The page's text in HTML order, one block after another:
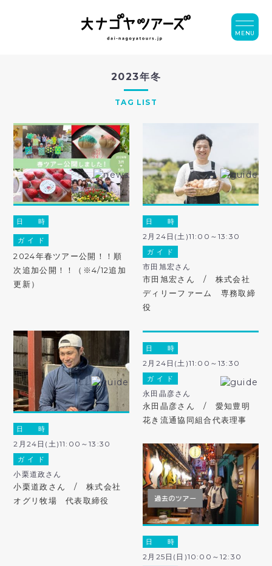
2023年冬
TAG LIST
日 時
ガ イ ド
2024年春ツアー公開！！順
次追加公開！！（※4/12追加
更新）
日 時
2月24日(土)11:00～13:30
ガ イ ド
市田旭宏さん
市田旭宏さん / 株式会社
ディリーファーム 専務取締
役
日 時
2月24日(土)11:00～13:30
ガ イ ド
小栗道政さん
小栗道政さん / 株式会社
オグリ牧場 代表取締役
日 時
2月24日(土)11:00～13:30
ガ イ ド
永田晶彦さん
永田晶彦さん / 愛知豊明
花き流通協同組合代表理事
日 時
2月25日(日)10:00～12:30
MENU